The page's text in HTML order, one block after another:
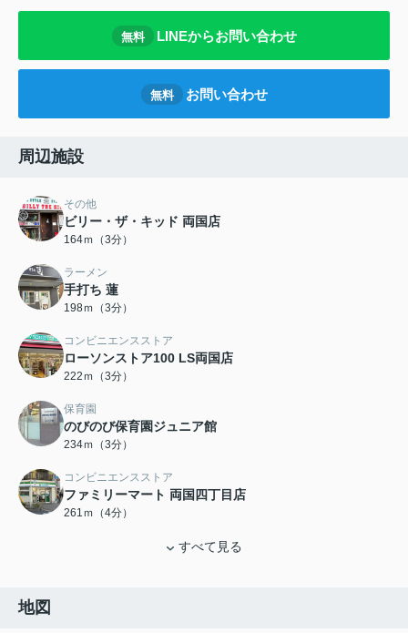
無料 LINEからお問い合わせ
無料 お問い合わせ
周辺施設
その他
ビリー・ザ・キッド 両国店
164ｍ（3分）
ラーメン
手打ち 蓮
198ｍ（3分）
コンビニエンスストア
ローソンストア100 LS両国店
222ｍ（3分）
保育園
のびのび保育園ジュニア館
234ｍ（3分）
コンビニエンスストア
ファミリーマート 両国四丁目店
261ｍ（4分）
すべて見る
地図